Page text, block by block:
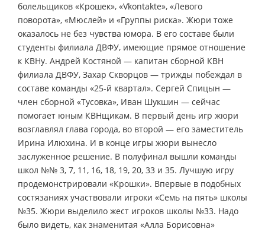
болельщиков «Крошек», «Vkontakte», «Левого
поворота», «Мюслей» и «Группы риска». Жюри тоже
оказалось не без чувства юмора. В его составе были
студенты филиала ДВФУ, имеющие прямое отношение
к КВНу. Андрей Костяной — капитан сборной КВН
филиала ДВФУ, Захар Скворцов — трижды побеждал в
составе команды «25-й квартал». Сергей Спицын —
член сборной «Тусовка», Иван Шукшин — сейчас
помогает юным КВНщикам. В первый день игр жюри
возглавлял глава города, во второй — его заместитель
Ирина Илюхина. И в конце игры жюри вынесло
заслуженное решение. В полуфинал вышли команды
школ №№ 3, 7, 11, 16, 18, 19, 20, 33 и 35. Лучшую игру
продемонстрировали «Крошки». Впервые в подобных
состязаниях участвовали игроки «Семь на пять» школы
№35. Жюри выделило жест игроков школы №33. Надо
было видеть, как знаменитая «Алла Борисовна»